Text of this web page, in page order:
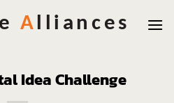
Idea Challenge